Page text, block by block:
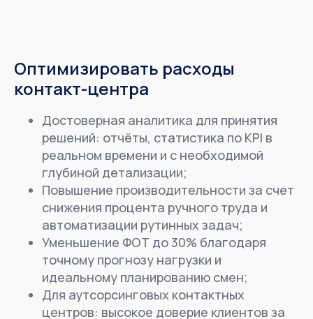
Оптимизировать расходы
контакт-центра
Достоверная аналитика для принятия
решений: отчёты, статистика по KPI в
реальном времени и c необходимой
глубиной детализации;
Повышение производительности за счет
снижения процента ручного труда и
автоматизации рутинных задач;
Уменьшение ФОТ до 30% благодаря
точному прогнозу нагрузки и
идеальному планированию смен;
Для аутсорсинговых контактных
центров: высокое доверие клиентов за